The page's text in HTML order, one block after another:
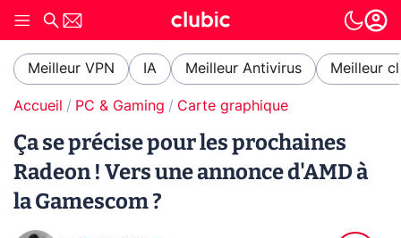
Meilleur VPN IA Meilleur Antivirus Meilleur
Accueil PC & Gaming Carte graphique
Ça se précise pour les prochaines
Radeon ! Vers une annonce d'AMD à
la Gamescom ?